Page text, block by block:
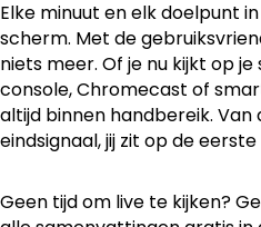
Elke minuut en elk doelpunt
scherm. Met de
niets meer. Of je nu kijkt op
console, Chromecast of
altijd binnen handbereik.
eindsignaal, jij zit op de eerste
Geen tijd om live te kijken?